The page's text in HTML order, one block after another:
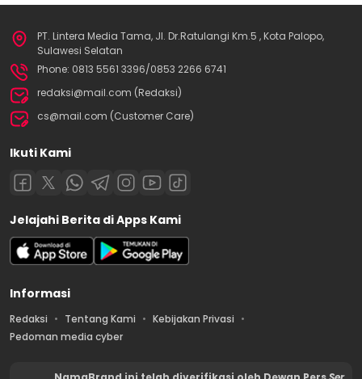
PT. Lintera Media Tama, Jl. Dr.Ratulangi Km.5 , Kota Palopo,
Sulawesi Selatan
Phone: 0813 5561 3396/0853 2266 6741
redaksi@mail.com (Redaksi)
cs@mail.com (Customer Care)
Ikuti Kami
Jelajahi Berita di Apps Kami
Informasi
Redaksi Tentang Kami
Kebijakan Privasi
Pedoman media cyber